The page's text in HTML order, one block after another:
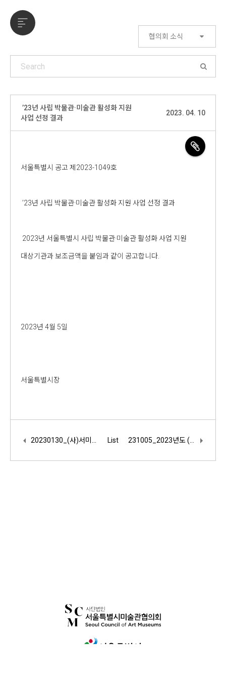
협의회 소식
’23년 사립 박물관·미술관 활성화 지원
사업 선정 결과
2023. 04. 10
서울특별시 공고 제2023-1049호
’23년 사립 박물관·미술관 활성화 지원 사업 선정 결과
2023년 서울특별시 사립 박물관·미술관 활성화 사업 지원
대상기관과 보조금액을 붙임과 같이 공고합니다.
2023년 4월 5일
서울특별시장
List
20230130_(사)서미협 제6차 정기총회 개최 231005_2023년도 (사)서미협 이사회 개최